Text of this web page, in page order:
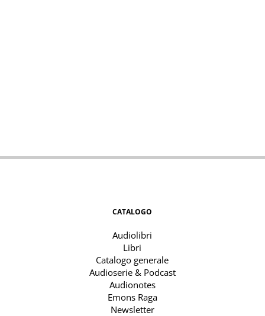
CATALOGO
Audiolibri
Libri
Catalogo generale
Audioserie & Podcast
Audionotes
Emons Raga
Newsletter